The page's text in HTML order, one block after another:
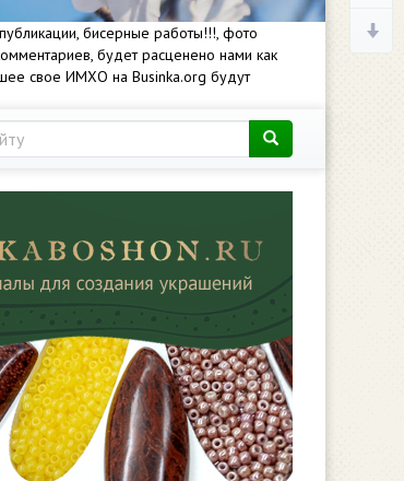
бисерные работы!!!, фото
будет расценено нами как
свое ИМХО на Businka.org будут